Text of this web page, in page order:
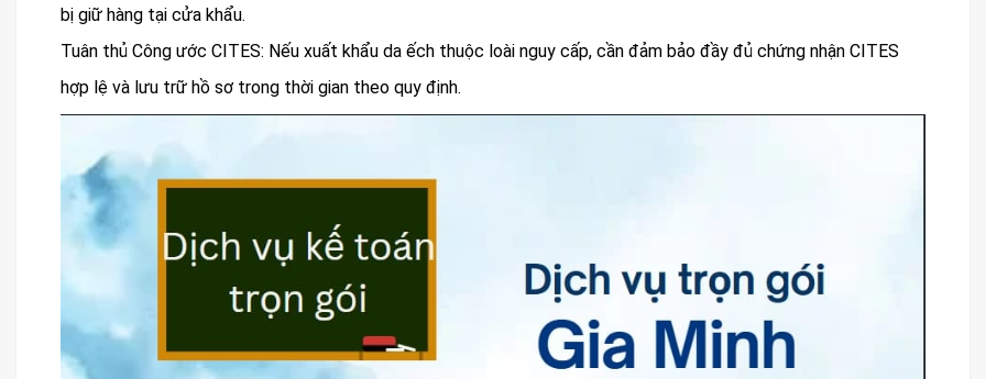
bị giữ hàng tại cửa khẩu.
Tuân thủ Công ước CITES: Nếu xuất khẩu da ếch thuộc loài nguy cấp, cần đảm bảo đầy đủ chứng nhận CITES
hợp lệ và lưu trữ hồ sơ trong thời gian theo quy định.